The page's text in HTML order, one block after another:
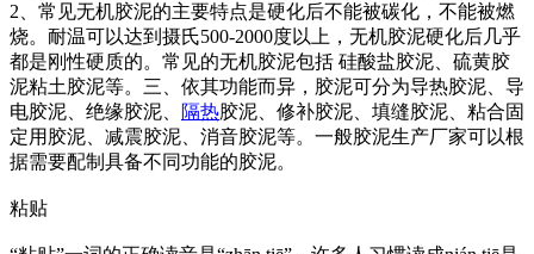
2、常见无机胶泥的主要特点是硬化后不能被碳化，不能被燃
烧。耐温可以达到摄氏500-2000度以上，无机胶泥硬化后几乎
都是刚性硬质的。常见的无机胶泥包括 硅酸盐胶泥、硫黄胶
泥粘土胶泥等。三、依其功能而异，胶泥可分为导热胶泥、导
电胶泥、绝缘胶泥、
隔热胶泥、修补胶泥、填缝胶泥、粘合固
定用胶泥、减震胶泥、消音胶泥等。一般胶泥生产厂家可以根
据需要配制具备不同功能的胶泥。
粘贴